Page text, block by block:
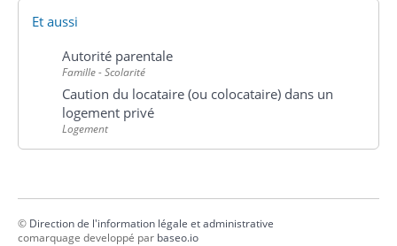
Et aussi
Autorité parentale
Famille - Scolarité
Caution du locataire (ou colocataire) dans un
logement privé
Logement
© Direction de l'information légale et administrative
comarquage developpé par baseo.io